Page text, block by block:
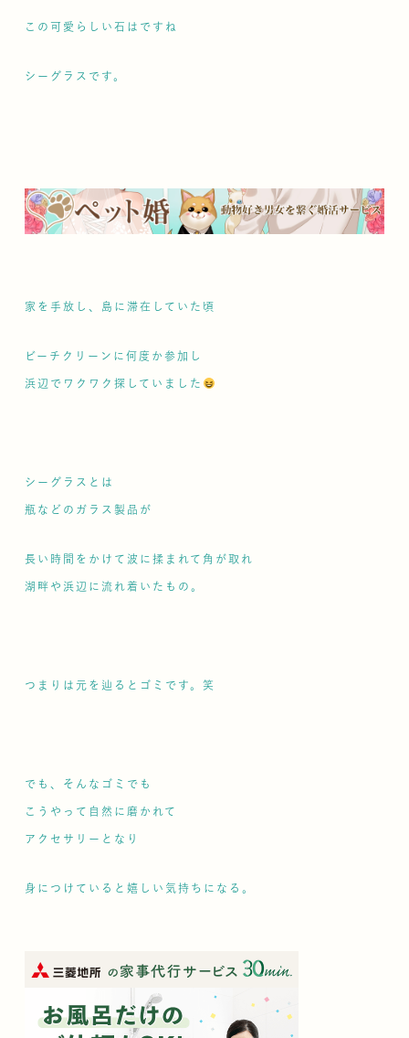
この可愛らしい石はですね
シーグラスです。
家を手放し、島に滞在していた頃
ビーチクリーンに何度か参加し
浜辺でワクワク探していました
シーグラスとは
瓶などのガラス製品が
長い時間をかけて波に揉まれて角が取れ
湖畔や浜辺に流れ着いたもの。
つまりは元を辿るとゴミです。笑
でも、そんなゴミでも
こうやって自然に磨かれて
アクセサリーとなり
身につけていると嬉しい気持ちになる。